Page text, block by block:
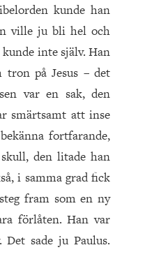
kunde han
ville ju bli hel och
inte själv. Han
tron på Jesus – det
var en sak, den
smärtsamt att inse
fortfarande,
den litade han
i samma grad fick
fram som en ny
förlåten. Han var
sade ju Paulus.